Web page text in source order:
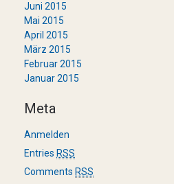
Juni 2015
Mai 2015
April 2015
März 2015
Februar 2015
Januar 2015
Meta
Anmelden
Entries RSS
Comments RSS